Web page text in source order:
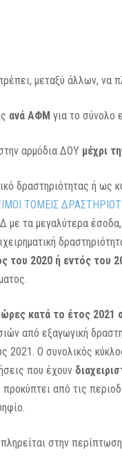
μεταξύ άλλων, να
ανά ΑΦΜ για το σύνολο
αρμόδια ΔΟΥ μέχρι
δραστηριότητας ή ως
ΤΟΜΕΙΣ
με τα μεγαλύτερα
του 2020 ή εντός του
κατά το έτος 2021
από εξαγωγική
Ο συνολικός
που έχουν
από τις
στην